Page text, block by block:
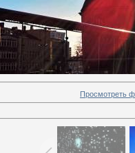
Просмотреть